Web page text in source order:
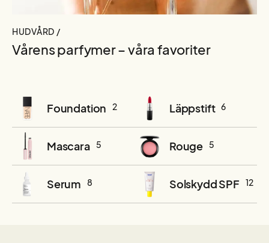
HUDVÅRD /
Vårens parfymer – våra favoriter
Foundation 2 Läppstift 6
Mascara 5 Rouge 5
Serum 8 Solskydd SPF 12